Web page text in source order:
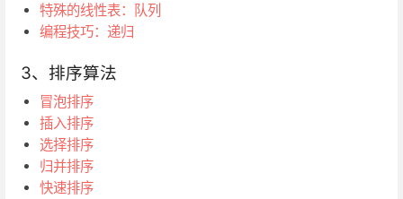
特殊的线性表：队列
编程技巧：递归
3、排序算法
冒泡排序
插入排序
选择排序
归并排序
快速排序